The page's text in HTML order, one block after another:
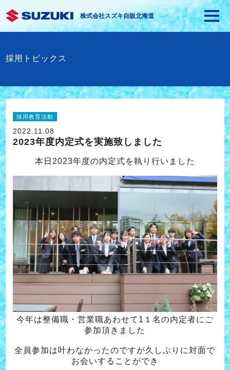
株式会社スズキ自販北海道
採用トピックス
採用教育活動
2022.11.08
2023年度内定式を実施致しました
本日2023年度の内定式を執り行いました
今年は整備職・営業職あわせて1１名の内定者にご
参加頂きました
全員参加は叶わなかったのですが久しぶりに対面で
お会いすることができ